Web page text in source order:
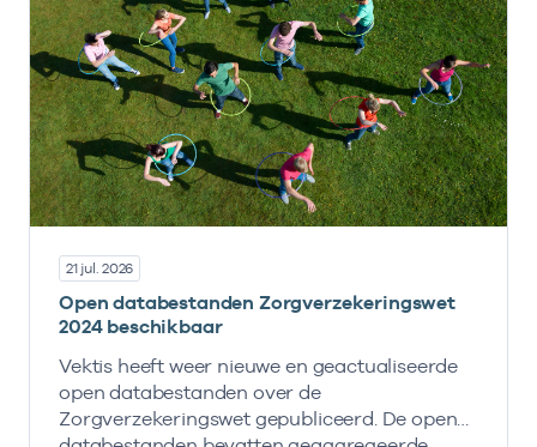
21 jul. 2026
Open databestanden Zorgverzekeringswet
2024 beschikbaar
Vektis heeft weer nieuwe en geactualiseerde
open databestanden over de
Zorgverzekeringswet gepubliceerd. De open